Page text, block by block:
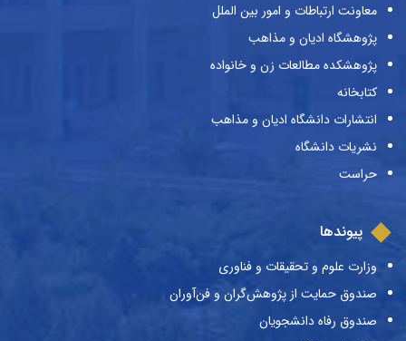
معاونت ارتباطات و امور بین الملل
پژوهشگاه ادیان و مذاهب
پژوهشکده مطالعات زن و خانواده
کتابخانه
انتشارات دانشگاه ادیان و مذاهب
نشریات دانشگاه
حراست
پیوندها
وزارت علوم و تحقیقات و فناوری
صندوق حمایت از پژوهش‌گران و فن‌آوران
صندوق رفاه دانشجویان